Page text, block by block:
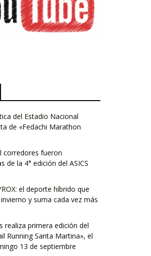
del Estadio Nacional
de «Fedachi Marathon
corredores fueron
de la 4° edición del ASICS
el deporte híbrido que
y suma cada vez más
realiza primera edición del
Running Santa Martina», el
13 de septiembre